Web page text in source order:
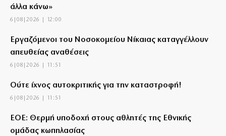
άλλα κάνω»
6|08|2026 | 12:00
Εργαζόμενοι του Νοσοκομείου Νίκαιας καταγγέλλουν
απευθείας αναθέσεις
6|08|2026 | 11:51
Ούτε ίχνος αυτοκριτικής για την καταστροφή!
6|08|2026 | 11:51
ΕΟΕ: Θερμή υποδοχή στους αθλητές της Εθνικής
ομάδας κωπηλασίας